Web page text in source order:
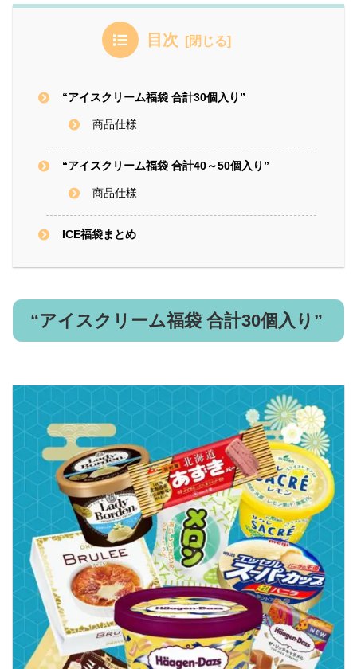
目次
“アイスクリーム福袋 合計30個入り”
商品仕様
“アイスクリーム福袋 合計40～50個入り”
商品仕様
ICE福袋まとめ
“アイスクリーム福袋 合計30個入り”